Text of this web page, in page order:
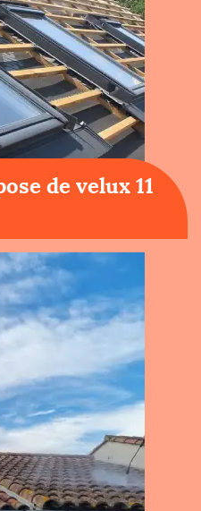
de velux 11